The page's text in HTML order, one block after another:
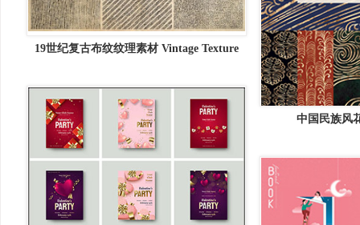
19世纪复古布纹纹理素材 Vintage Texture
中国民族风